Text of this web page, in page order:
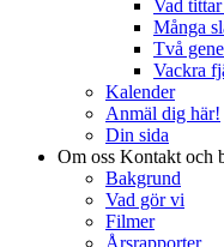
Vad
Många
Två
Vackra
Kalender
Anmäl dig här!
Din sida
Om oss Kontakt och
Bakgrund
Vad gör vi
Filmer
Årsrapporter